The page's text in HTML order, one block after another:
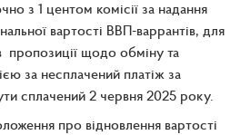
з 1 центом комісії за надання
вартості ВВП-варрантів, для
пропозиції щодо обміну та
за несплачений платіж за
сплачений 2 червня 2025 року.
про відновлення вартості